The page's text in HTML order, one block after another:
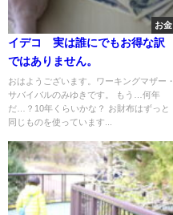
お金
イデコ 実は誰にでもお得な訳
ではありません。
おはようございます。ワーキングマザー・
サバイバルのみゆきです。 もう…何年
だ…？10年くらいかな？ お財布はずっと
同じものを使っています...